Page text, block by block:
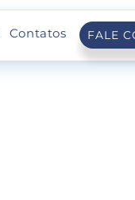
Contatos FALE